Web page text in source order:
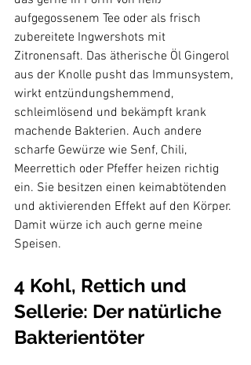
aufgegossenem Tee oder als frisch
zubereitete Ingwershots mit
Zitronensaft. Das ätherische Öl Gingerol
aus der Knolle pusht das Immunsystem,
wirkt entzündungshemmend,
schleimlösend und bekämpft krank
machende Bakterien. Auch andere
scharfe Gewürze wie Senf, Chili,
Meerrettich oder Pfeffer heizen richtig
ein. Sie besitzen einen keimabtötenden
und aktivierenden Effekt auf den Körper.
Damit würze ich auch gerne meine
4 Kohl, Rettich und
Sellerie: Der natürliche
Bakterientöter